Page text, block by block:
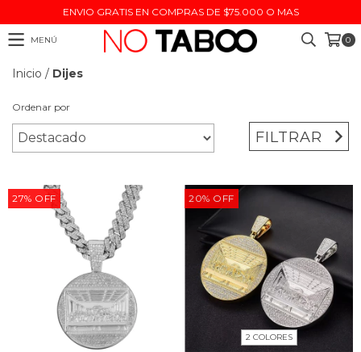
ENVIO GRATIS EN COMPRAS DE $75.000 O MAS
MENÚ 0
Inicio / Dijes
Ordenar por
FILTRAR
27% OFF 20% OFF
2 COLORES